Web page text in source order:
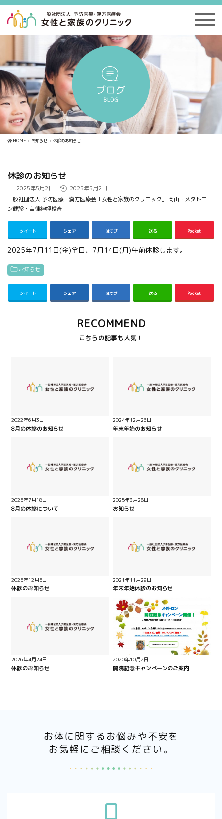
HOME お知らせ 休診のお知らせ
休診のお知らせ
2025年5月2日
2025年5月2日
一般社団法人 予防医療・漢方医療会「女性と家族のクリニック」 岡山・メタトロ
ン健診・自律神経検査
ツイート シェア はてブ 送る Pocket
2025年7月11日(金)全日、7月14日(月)午前休診します。
お知らせ
ツイート シェア はてブ 送る Pocket
RECOMMEND
2022年6月3日
8月の休診のお知らせ
2024年12月26日
年末年始のお知らせ
2025年7月18日
8月の休診について
2025年3月28日
お知らせ
2025年12月5日
休診のお知らせ
2021年11月29日
年末年始休診のお知らせ
2026年4月24日
休診のお知らせ
2020年10月2日
開院記念キャンペーンのご案内
お体に関するお悩みや不安を
お気軽にご相談ください。